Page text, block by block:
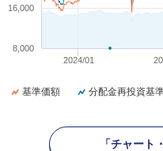
2024/01
8,000
16,000
基準価額 分配金再投資基
「チャート